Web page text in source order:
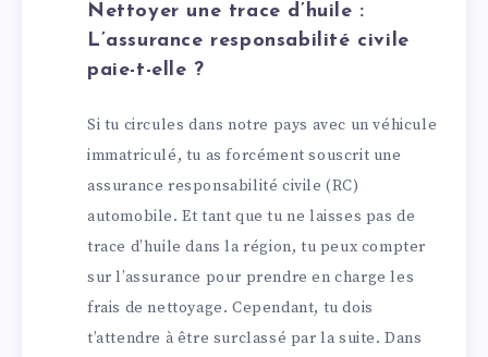
Nettoyer une trace d’huile :
L’assurance responsabilité civile
paie-t-elle ?
Si tu circules dans notre pays avec un véhicule
immatriculé, tu as forcément souscrit une
assurance responsabilité civile (RC)
automobile. Et tant que tu ne laisses pas de
trace d’huile dans la région, tu peux compter
sur l’assurance pour prendre en charge les
frais de nettoyage. Cependant, tu dois
t’attendre à être surclassé par la suite. Dans